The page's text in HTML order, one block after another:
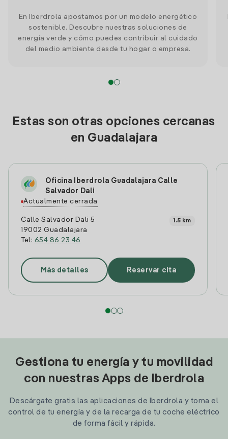
En Iberdrola apostamos por un modelo energético
sostenible. Descubre nuestras soluciones de
energía verde y cómo puedes contribuir al cuidado
del medio ambiente desde tu hogar o empresa.
Estas son otras opciones cercanas
en Guadalajara
Oficina Iberdrola Guadalajara Calle
Salvador Dali
Actualmente cerrada
Calle Salvador Dali 5
19002 Guadalajara
Tel: 654 86 23 46
1.5 km
Más detalles Reservar cita
Gestiona tu energía y tu movilidad
con nuestras Apps de Iberdrola
Descárgate gratis las aplicaciones de Iberdrola y toma el
control de tu energía y de la recarga de tu coche eléctrico
de forma fácil y rápida.